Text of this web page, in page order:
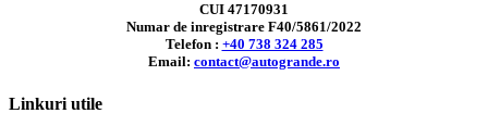
CUI 47170931
Numar de inregistrare F40/5861/2022
Telefon : +40 738 324 285
Email: contact@autogrande.ro
Linkuri utile